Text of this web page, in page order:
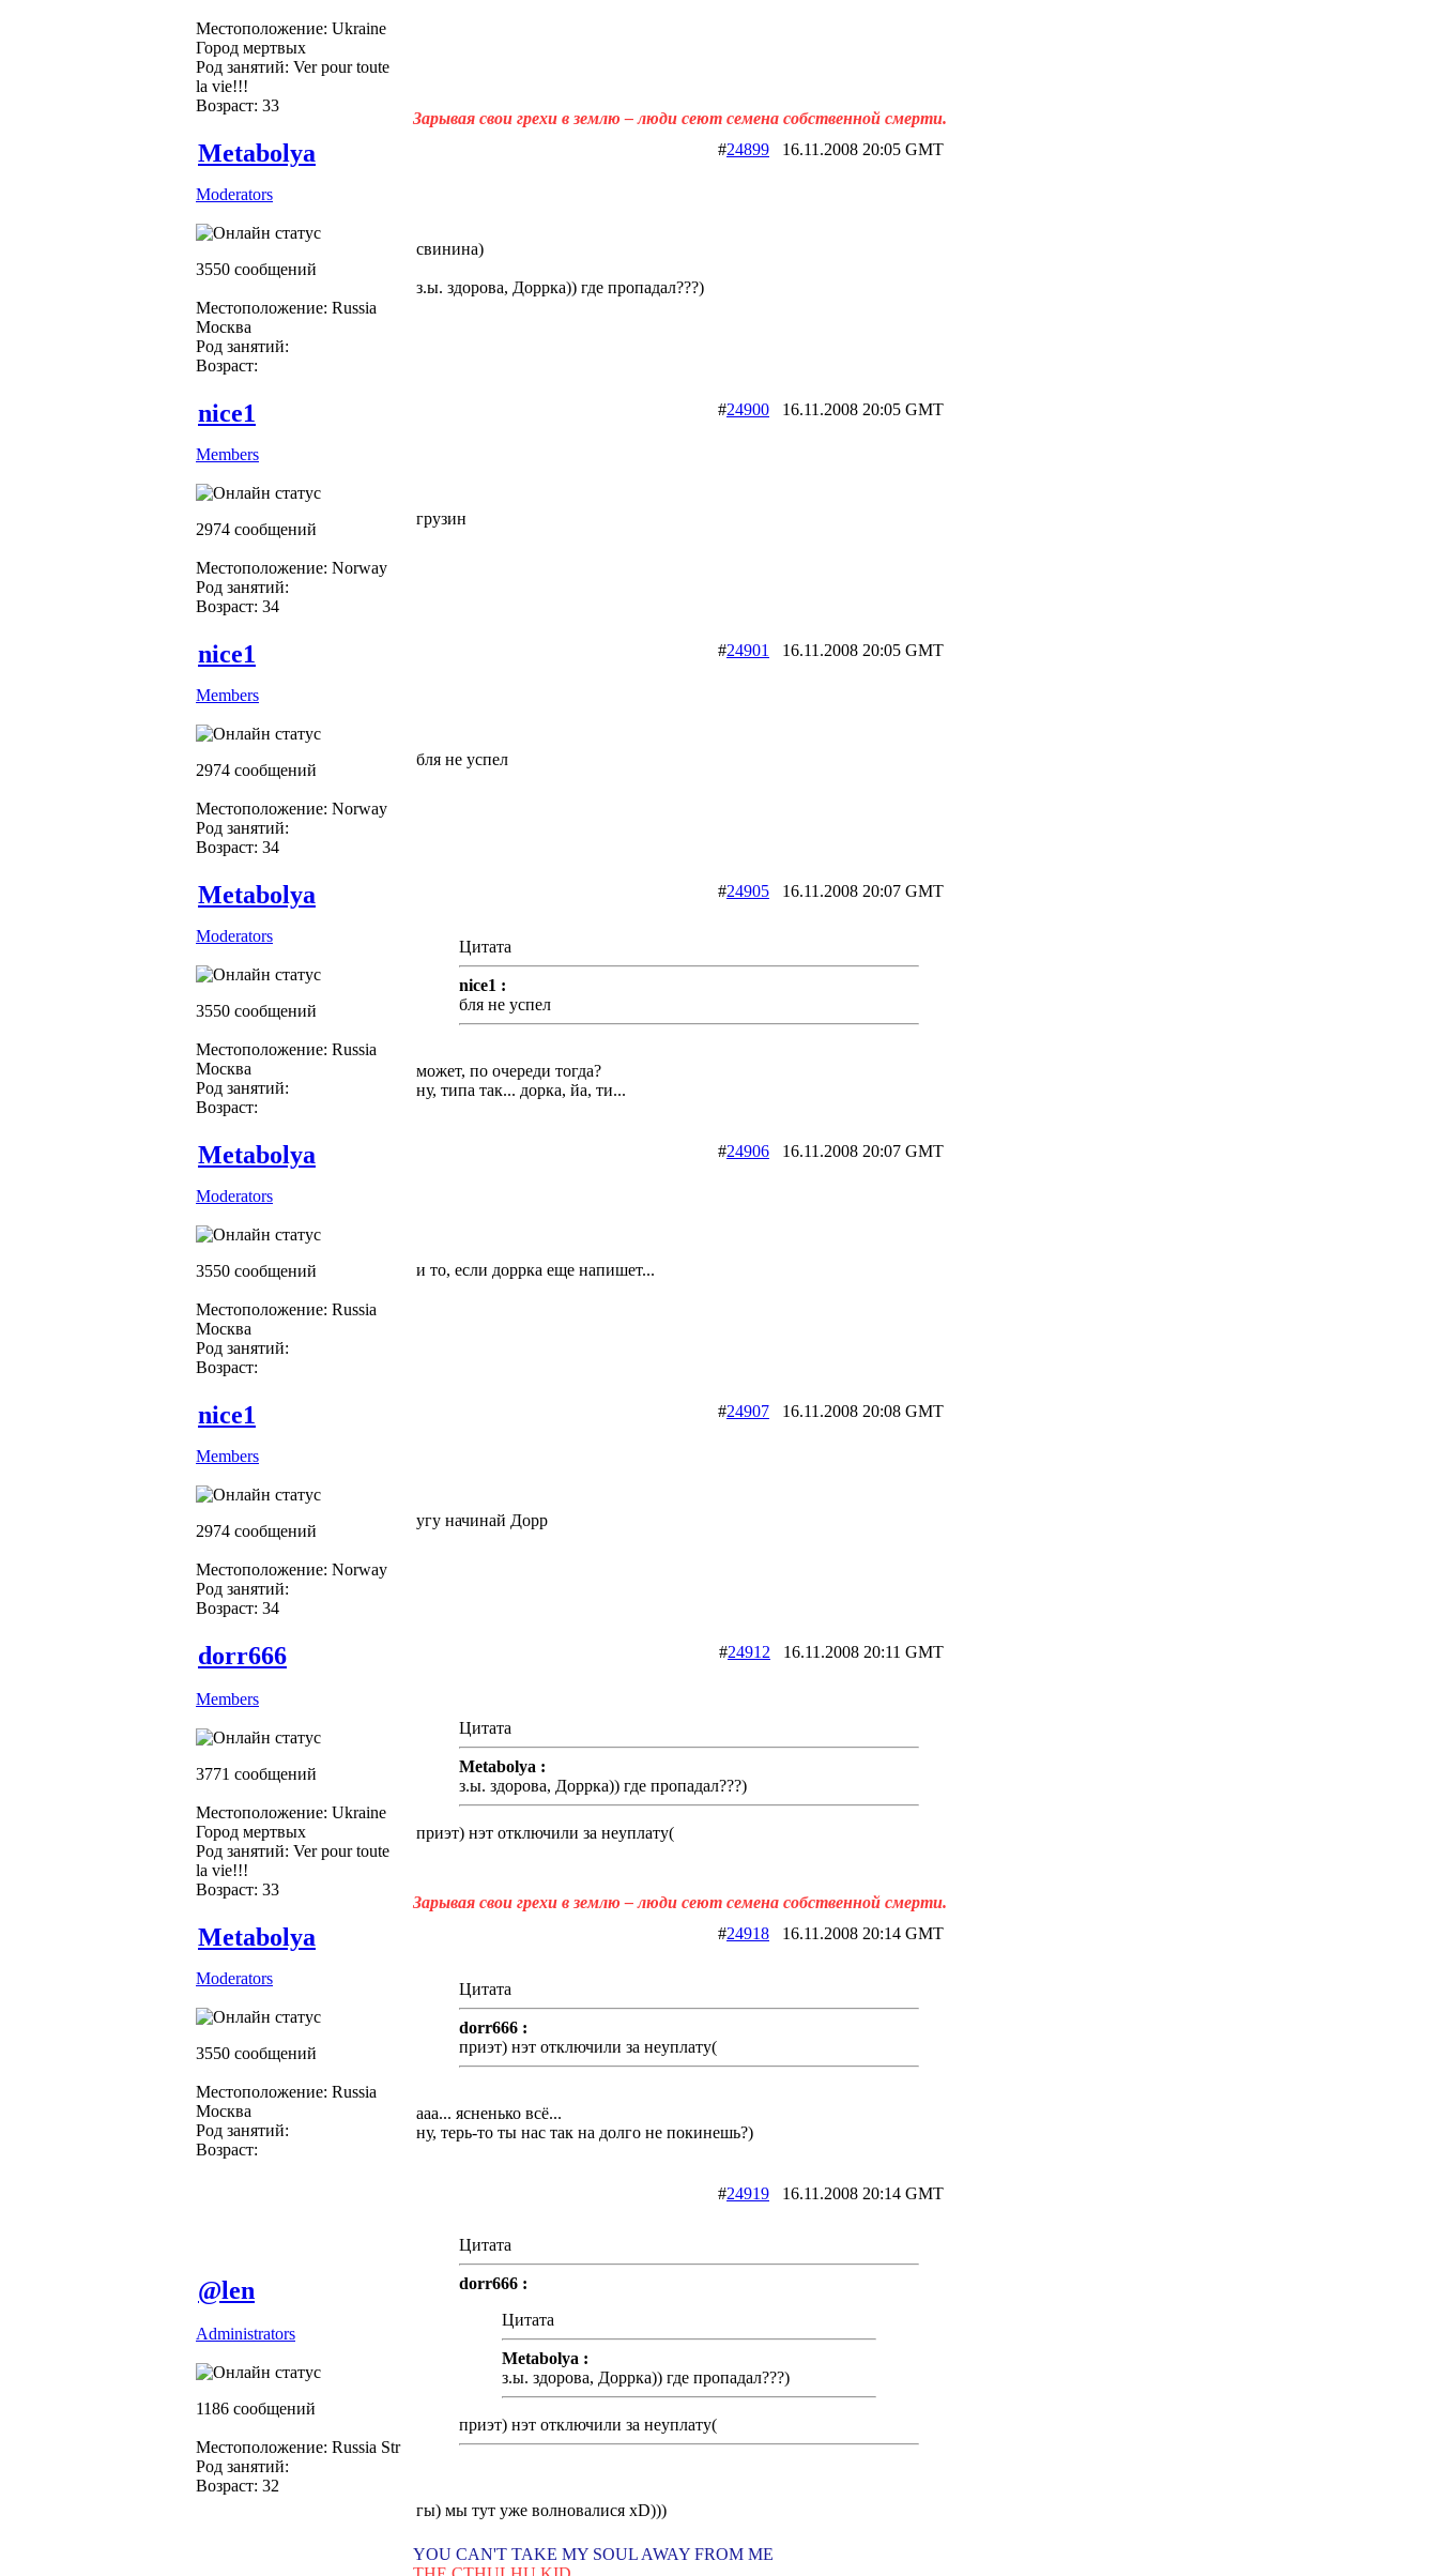
Местоположение: Ukraine
Город мертвых
Род занятий: Ver pour toute
la vie!!!
Возраст: 33
Зарывая свои грехи в землю – люди сеют семена собственной смерти.
Metabolya
Moderators
3550 сообщений
Местоположение: Russia
Москва
Род занятий:
Возраст:
#24899 16.11.2008 20:05 GMT
свинина)
з.ы. здорова, Доррка)) где пропадал???)
nice1
Members
2974 сообщений
Местоположение: Norway
Род занятий:
Возраст: 34
#24900 16.11.2008 20:05 GMT
грузин
nice1
Members
2974 сообщений
Местоположение: Norway
Род занятий:
Возраст: 34
#24901 16.11.2008 20:05 GMT
бля не успел
Metabolya
Moderators
3550 сообщений
Местоположение: Russia
Москва
Род занятий:
Возраст:
#24905 16.11.2008 20:07 GMT
Цитата
nice1 :
бля не успел
может, по очереди тогда?
ну, типа так... дорка, йа, ти...
Metabolya
Moderators
3550 сообщений
Местоположение: Russia
Москва
Род занятий:
Возраст:
#24906 16.11.2008 20:07 GMT
и то, если доррка еще напишет...
nice1
Members
2974 сообщений
Местоположение: Norway
Род занятий:
Возраст: 34
#24907 16.11.2008 20:08 GMT
угу начинай Дорр
dorr666
Members
3771 сообщений
Местоположение: Ukraine
Город мертвых
Род занятий: Ver pour toute
la vie!!!
Возраст: 33
#24912 16.11.2008 20:11 GMT
Цитата
Metabolya :
з.ы. здорова, Доррка)) где пропадал???)
приэт) нэт отключили за неуплату(
Зарывая свои грехи в землю – люди сеют семена собственной смерти.
Metabolya
Moderators
3550 сообщений
Местоположение: Russia
Москва
Род занятий:
Возраст:
#24918 16.11.2008 20:14 GMT
Цитата
dorr666 :
приэт) нэт отключили за неуплату(
ааа... ясненько всё...
ну, терь-то ты нас так на долго не покинешь?)
@len
Administrators
1186 сообщений
Местоположение: Russia Str
Род занятий:
Возраст: 32
#24919 16.11.2008 20:14 GMT
Цитата
dorr666 :
Цитата
Metabolya :
з.ы. здорова, Доррка)) где пропадал???)
приэт) нэт отключили за неуплату(
гы) мы тут уже волновалися xD)))
YOU CAN'T TAKE MY SOUL AWAY FROM ME